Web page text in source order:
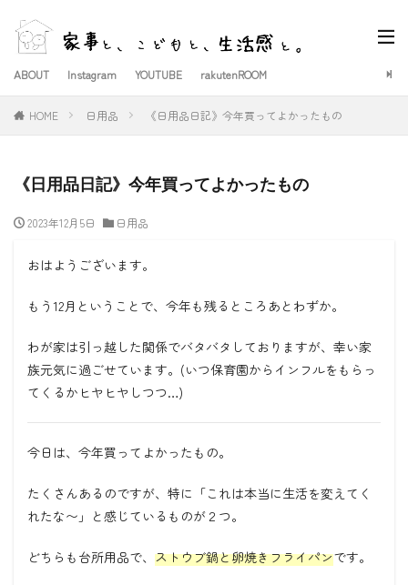
ABOUT Instagram YOUTUBE rakutenROOM
HOME 日用品 《日用品日記》今年買ってよかったもの
《日用品日記》今年買ってよかったもの
2023年12月5日 日用品
おはようございます。
もう12月ということで、今年も残るところあとわずか。
わが家は引っ越した関係でバタバタしておりますが、幸い家
族元気に過ごせています。(いつ保育園からインフルをもらっ
てくるかヒヤヒヤしつつ…)
今日は、今年買ってよかったもの。
たくさんあるのですが、特に「これは本当に生活を変えてく
れたな〜」と感じているものが２つ。
どちらも台所用品で、 ストウブ鍋と卵焼きフライパンです。